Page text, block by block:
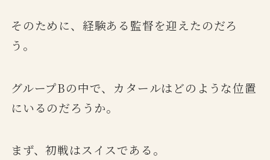
そのために、経験ある監督を迎えたのだろ
う。
グループBの中で、カタールはどのような位置
にいるのだろうか。
まず、初戦はスイスである。